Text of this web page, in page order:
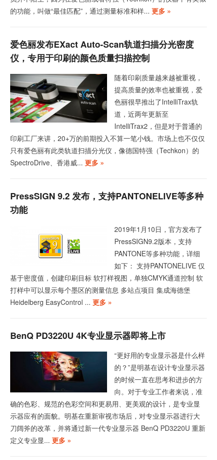
的功能，叫做“最佳匹配”，通过测量标准和样...更多 »
爱色丽发布eXact Auto-Scan轨道扫描分光密度
仪，专用于印刷的颜色质量扫描控制
随着印刷质量越来越被重视，
提高质量的效率也被重视，爱
色丽很早推出了IntelliTrax轨
道，近两年更新至
IntelliTrax2，但是对于普通的
印刷工厂来讲，20+万的前期投入不算一笔小钱。市场上也不仅仅
只有爱色丽有此类轨道扫描分光仪，像德国特强（Techkon）的
SpectroDrive、香港威...更多 »
PressSIGN 9.2 发布，支持PANTONELIVE等多种
功能
2019年1月10日，官方发布了
PressSIGN9.2版本，支持
PANTONE等多种功能，详细
如下： 支持PANTONELIVE 仅
基于密度值，创建印刷目标 软打样视图，单独CMYK通道控制 软
打样中可以显示每个墨区的测量信息 多站点项目 集成海德堡
Heidelberg EasyControl ...更多 »
BenQ PD3220U 4K专业显示器即将上市
“更好用的专业显示器是什么样
的？”是明基在设计专业显示器
的时候一直在思考和进步的方
向。对于专业工作者来说，准
确的色彩、规范的色彩空间和更易用、更美观的设计，是专业显
示器应有的面貌。明基在重新审视市场后，对专业显示器进行大
刀阔斧的改革，并将通过新一代专业显示器 BenQ PD3220U 重新
定义专业显...更多 »